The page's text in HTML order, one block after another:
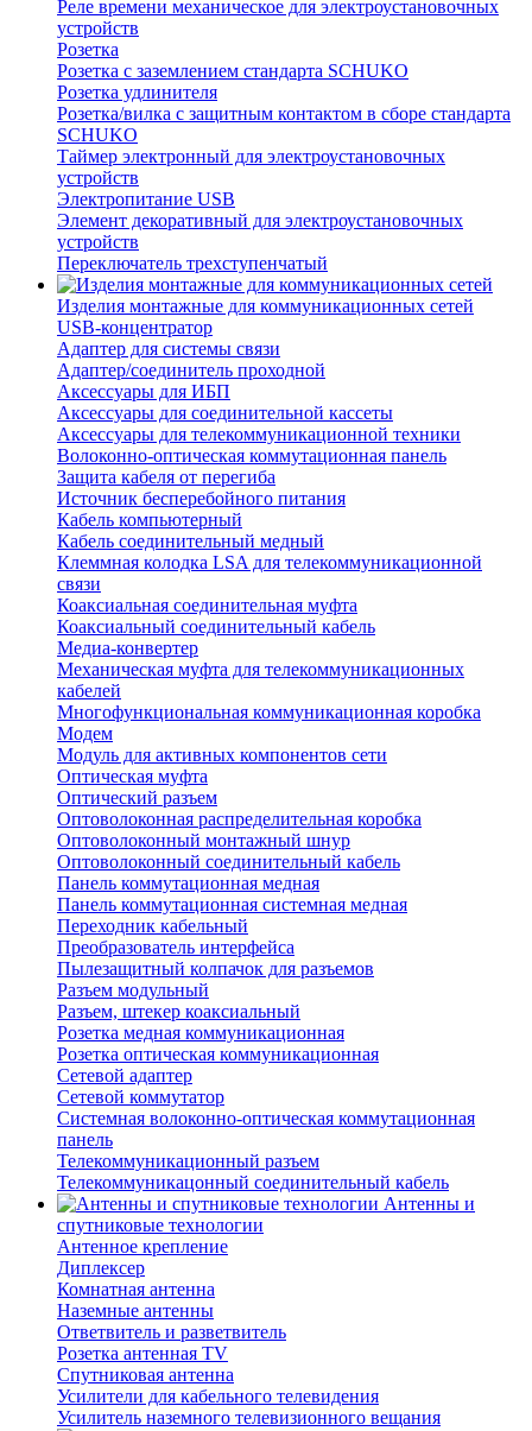
Реле времени механическое для электроустановочных
устройств
Розетка
Розетка с заземлением стандарта SCHUKO
Розетка удлинителя
Розетка/вилка с защитным контактом в сборе стандарта
SCHUKO
Таймер электронный для электроустановочных
устройств
Электропитание USB
Элемент декоративный для электроустановочных
устройств
Переключатель трехступенчатый
Изделия монтажные для коммуникационных сетей
USB-концентратор
Адаптер для системы связи
Адаптер/соединитель проходной
Аксессуары для ИБП
Аксессуары для соединительной кассеты
Аксессуары для телекоммуникационной техники
Волоконно-оптическая коммутационная панель
Защита кабеля от перегиба
Источник бесперебойного питания
Кабель компьютерный
Кабель соединительный медный
Клеммная колодка LSA для телекоммуникационной
связи
Коаксиальная соединительная муфта
Коаксиальный соединительный кабель
Медиа-конвертер
Механическая муфта для телекоммуникационных
кабелей
Многофункциональная коммуникационная коробка
Модем
Модуль для активных компонентов сети
Оптическая муфта
Оптический разъем
Оптоволоконная распределительная коробка
Оптоволоконный монтажный шнур
Оптоволоконный соединительный кабель
Панель коммутационная медная
Панель коммутационная системная медная
Переходник кабельный
Преобразователь интерфейса
Пылезащитный колпачок для разъемов
Разъем модульный
Разъем, штекер коаксиальный
Розетка медная коммуникационная
Розетка оптическая коммуникационная
Сетевой адаптер
Сетевой коммутатор
Системная волоконно-оптическая коммутационная
панель
Телекоммуникационный разъем
Телекоммуникацонный соединительный кабель
Антенны и
спутниковые технологии
Антенное крепление
Диплексер
Комнатная антенна
Наземные антенны
Ответвитель и разветвитель
Розетка антенная TV
Спутниковая антенна
Усилители для кабельного телевидения
Усилитель наземного телевизионного вещания